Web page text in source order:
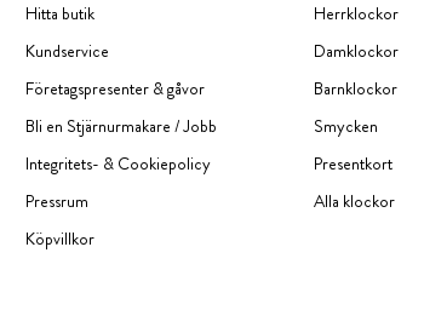
Hitta butik
Kundservice
Företagspresenter & gåvor
Bli en Stjärnurmakare / Jobb
Integritets- & Cookiepolicy
Pressrum
Köpvillkor
Herrklockor
Damklockor
Barnklockor
Smycken
Presentkort
Alla klockor